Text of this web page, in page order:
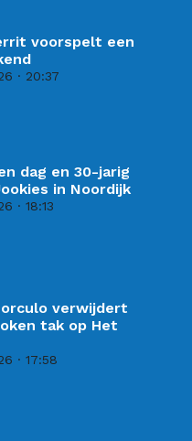
voorspelt een
20:37
dag en 30-jarig
in Noordijk
18:13
verwijdert
tak op Het
17:58